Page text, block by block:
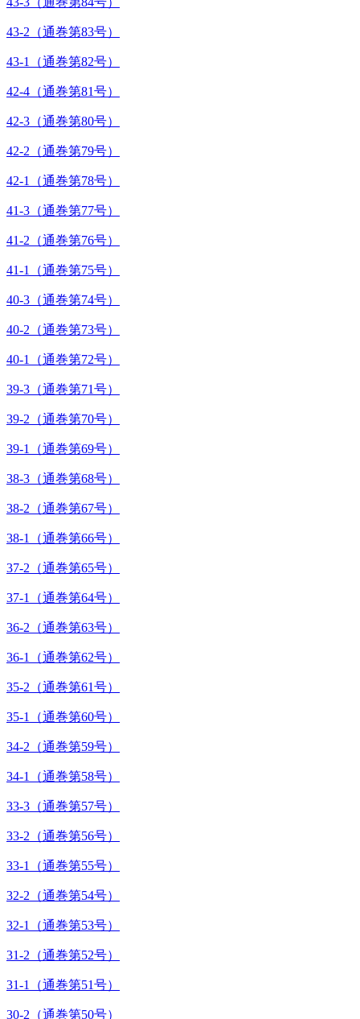
43-2（通巻第83号）
43-1（通巻第82号）
42-4（通巻第81号）
42-3（通巻第80号）
42-2（通巻第79号）
42-1（通巻第78号）
41-3（通巻第77号）
41-2（通巻第76号）
41-1（通巻第75号）
40-3（通巻第74号）
40-2（通巻第73号）
40-1（通巻第72号）
39-3（通巻第71号）
39-2（通巻第70号）
39-1（通巻第69号）
38-3（通巻第68号）
38-2（通巻第67号）
38-1（通巻第66号）
37-2（通巻第65号）
37-1（通巻第64号）
36-2（通巻第63号）
36-1（通巻第62号）
35-2（通巻第61号）
35-1（通巻第60号）
34-2（通巻第59号）
34-1（通巻第58号）
33-3（通巻第57号）
33-2（通巻第56号）
33-1（通巻第55号）
32-2（通巻第54号）
32-1（通巻第53号）
31-2（通巻第52号）
31-1（通巻第51号）
30-2（通巻第50号）